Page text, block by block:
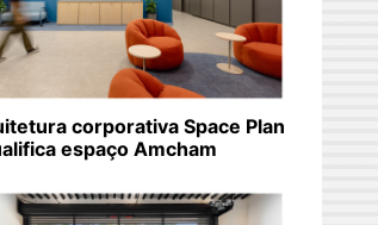
corporativa Space Plan
espaço Amcham